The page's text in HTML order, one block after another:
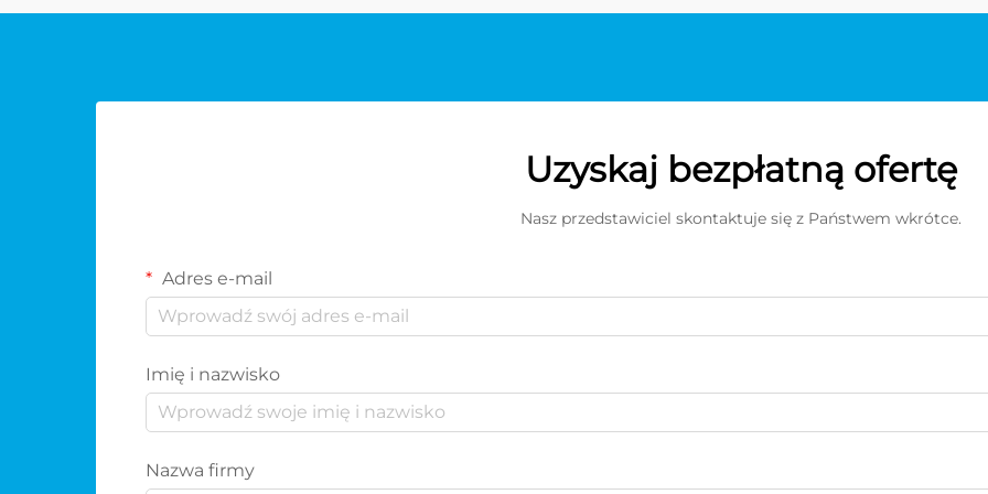
Uzyskaj bezpłatną ofertę
Nasz przedstawiciel skontaktuje się z Państwem wkrótce.
Adres e-mail
Imię i nazwisko
Nazwa firmy